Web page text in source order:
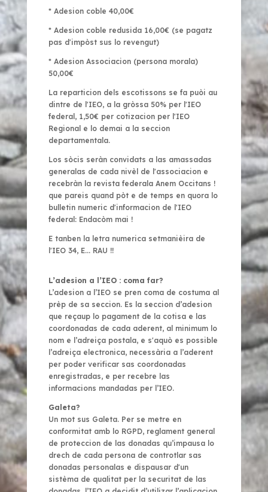
* Adesion coble 40,00€
* Adesion coble redusida 16,00€ (se pagatz
pas d'impòst sus lo revengut)
* Adesion Associacion (persona morala)
50,00€
La reparticion dels escotissons se fa puòi au
dintre de l'IEO, a la gròssa 50% per l'IEO
federal, 1,50€ per cotizacion per l'IEO
Regional e lo demai a la seccion
departamentala.
Los sòcis seràn convidats a las amassadas
generalas de cada nivèl de l'associacion e
recebràn la revista federala Anem Occitans !
que pareis quand pòt e de temps en quora lo
bulletin numeric d'informacion de l'IEO
federal: Endacòm mai !
E tanben la letra numerica setmanièira de
l'IEO 34, E... RAU !!
L’adesion a l’IEO : coma far?
L’adesion a l’IEO se pren coma de costuma al
prèp de sa seccion. Es la seccion d’adesion
que reçaup lo pagament de la cotisa e las
coordonadas de cada aderent, al minimum lo
nom e l’adreiça postala, e s'aquò es possible
l’adreiça electronica, necessària a l’aderent
per poder verificar sas coordonadas
enregistradas, e per recebre las
informacions mandadas per l’IEO.
Galeta?
Un mot sus Galeta. Per se metre en
conformitat amb lo RGPD, reglament general
de proteccion de las donadas qu’impausa lo
drech de cada persona de controtlar sas
donadas personalas e dispausar d'un
sistèma de qualitat per la securitat de las